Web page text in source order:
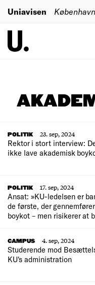
Uniavisen
POLITIK
23. sep, 2024
Rektor i stort interview:
ikke lave akademisk
POLITIK
17. sep, 2024
Ansat: »KU-ledelsen er
de første, der
boykot – men risikerer at
CAMPUS
4. sep, 2024
Studerende mod
KU's administration